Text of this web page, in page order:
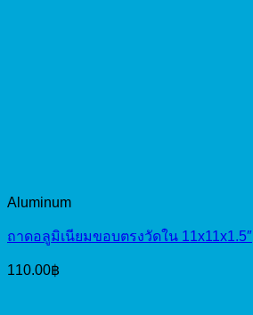
Aluminum
ถาดอลูมิเนียมขอบตรงวัดใน 11x11x1.5″
110.00฿